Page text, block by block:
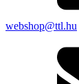
webshop@ttl.hu